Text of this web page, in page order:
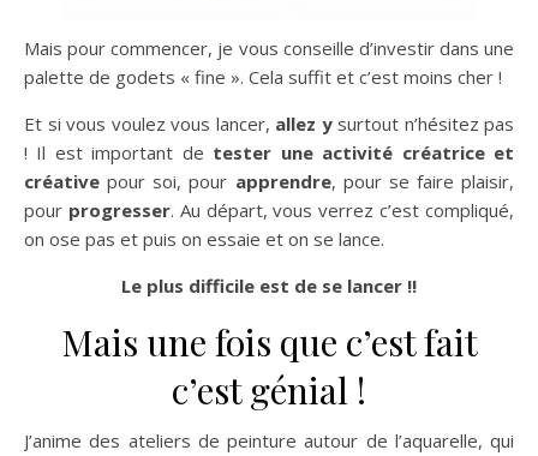
Mais pour commencer, je vous conseille d’investir dans une
palette de godets « fine ». Cela suffit et c’est moins cher !
Et si vous voulez vous lancer, allez ysurtout n’hésitez pas
! Il est important de tester une activité créatrice et
créative pour soi, pour apprendre, pour se faire plaisir,
pour progresser. Au départ, vous verrez c’est compliqué,
on ose pas et puis on essaie et on se lance.
Le plus difficile est de se lancer !!
Mais une fois que c’est fait
c’est génial !
J’anime des ateliers de peinture autour de l’aquarelle, qui